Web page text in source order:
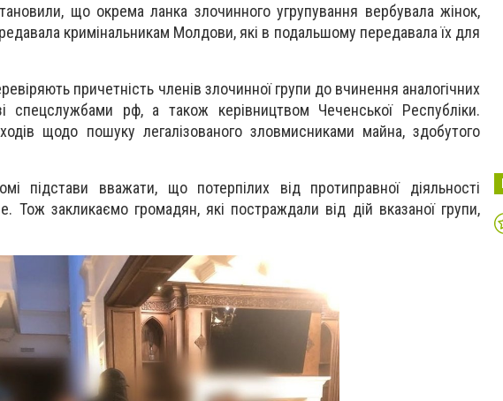
що окрема ланка злочинного угрупування вербувала жінок,
кримінальникам Молдови, які в подальшому передавала їх для
причетність членів злочинної групи до вчинення аналогічних
спецслужбами рф, а також керівництвом Чеченської Республіки.
щодо пошуку легалізованого зловмисниками майна, здобутого
підстави вважати, що потерпілих від протиправної діяльності
Тож закликаємо громадян, які постраждали від дій вказаної групи,